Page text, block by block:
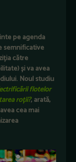
pe agenda
semnificative
către
și va avea
Noul studiu
flotelor
roții?, arată,
cea mai